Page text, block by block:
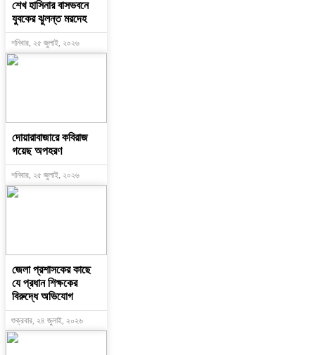
শেখ হাসিনার বাসভবনে
যুবকের ঝুলন্ত মরদেহ
শনিবার, ২৫ জুলাই, ২০২৬
দোয়ারাবাজারে কবিরাজ
গয়েছ অপহরণ
শনিবার, ২৫ জুলাই, ২০২৬
জেলা প্রশাসকের কাছে
যে প্রধান শিক্ষকের
বিরুদ্ধে অভিযোগ
শুক্রবার, ২৪ জুলাই, ২০২৬